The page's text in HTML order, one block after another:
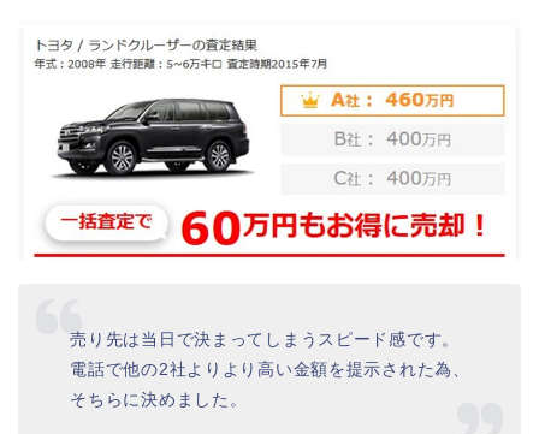
売り先は当日で決まってしまうスピード感です。
電話で他の2社よりより高い金額を提示された為、
そちらに決めました。